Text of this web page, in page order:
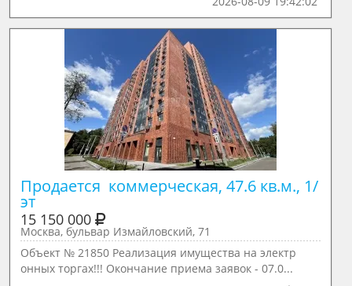
Продается  коммерческая, 47.6 кв.м., 1/
эт
15 150 000
Москва, бульвар Измайловский, 71
Объект № 21850 Реализация имущества на электр
онных торгах!!! Окончание приема заявок - 07.0...